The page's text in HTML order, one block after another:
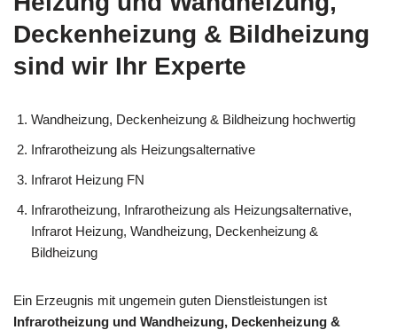
Deckenheizung & Bildheizung
sind wir Ihr Experte
Wandheizung, Deckenheizung & Bildheizung hochwertig
Infrarotheizung als Heizungsalternative
Infrarot Heizung FN
Infrarotheizung, Infrarotheizung als Heizungsalternative,
Infrarot Heizung, Wandheizung, Deckenheizung &
Bildheizung
Ein Erzeugnis mit ungemein guten Dienstleistungen ist
Infrarotheizung und Wandheizung, Deckenheizung &